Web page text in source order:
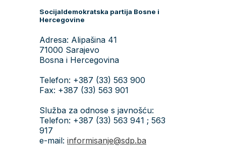
Socijaldemokratska partija Bosne i
Hercegovine
Adresa: Alipašina 41
71000 Sarajevo
Bosna i Hercegovina
Telefon: +387 (33) 563 900
Fax: +387 (33) 563 901
Služba za odnose s javnošću:
Telefon: +387 (33) 563 941 ; 563
917
e-mail: informisanje@sdp.ba